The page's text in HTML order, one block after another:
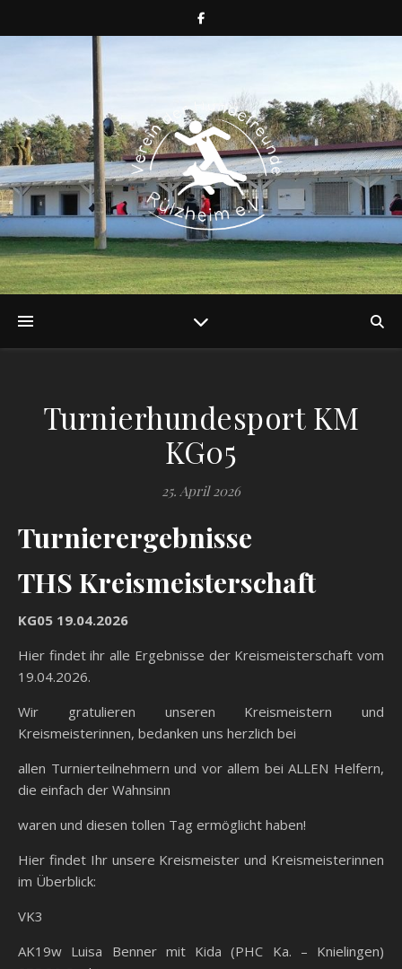
Turnierhundesport KM
KG05
25. April 2026
Turnierergebnisse
THS Kreismeisterschaft
KG05 19.04.2026
Hier findet ihr alle Ergebnisse der Kreismeisterschaft vom
19.04.2026.
Wir gratulieren unseren Kreismeistern und
Kreismeisterinnen, bedanken uns herzlich bei
allen Turnierteilnehmern und vor allem bei ALLEN Helfern,
die einfach der Wahnsinn
waren und diesen tollen Tag ermöglicht haben!
Hier findet Ihr unsere Kreismeister und Kreismeisterinnen
im Überblick:
VK3
AK19w Luisa Benner mit Kida (PHC Ka. – Knielingen)